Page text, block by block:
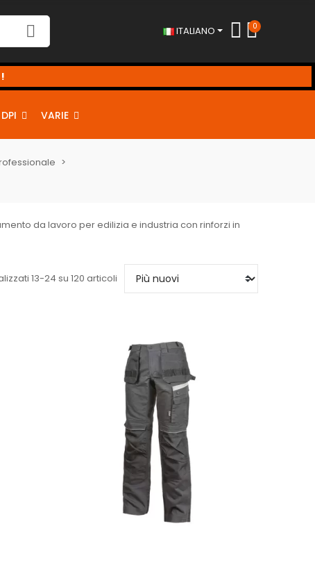
ITALIANO 0
VARIE
da lavoro per edilizia e industria con rinforzi in
13-24 su 120 articoli